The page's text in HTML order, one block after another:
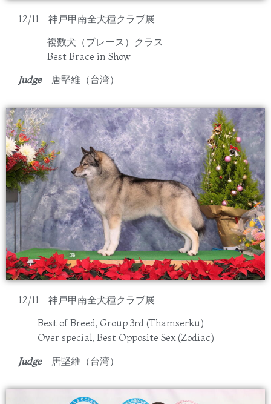
12/11 神戸甲南全犬種クラブ展
複数犬（ブレース）クラス
Best Brace in Show
Judge唐堅維（台湾）
12/11 神戸甲南全犬種クラブ展
Best of Breed, Group 3rd (Thamserku)
Over special, Best Opposite Sex (Zodiac)
Judge唐堅維（台湾）